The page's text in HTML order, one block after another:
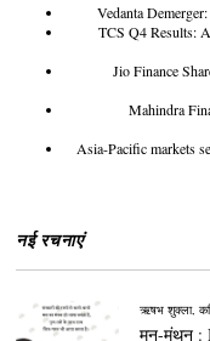
Vedanta
TCS Q4 Results:
Jio Finance
Mahindra
Asia-Pacific markets
नई रचनाएं
ऋषभ शुक्ला,
मन-मंथन :